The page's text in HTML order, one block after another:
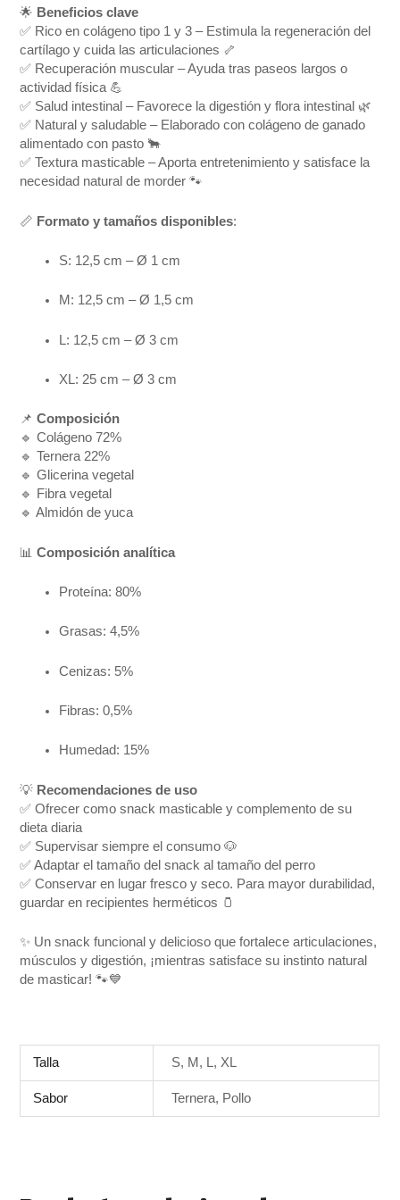
🌟 Beneficios clave
✅ Rico en colágeno tipo 1 y 3 – Estimula la regeneración del
cartílago y cuida las articulaciones 🦴
✅ Recuperación muscular – Ayuda tras paseos largos o
actividad física 💪
✅ Salud intestinal – Favorece la digestión y flora intestinal 🌿
✅ Natural y saludable – Elaborado con colágeno de ganado
alimentado con pasto 🐂
✅ Textura masticable – Aporta entretenimiento y satisface la
necesidad natural de morder 🐾
📏 Formato y tamaños disponibles:
S: 12,5 cm – Ø 1 cm
M: 12,5 cm – Ø 1,5 cm
L: 12,5 cm – Ø 3 cm
XL: 25 cm – Ø 3 cm
📌Composición
🔹 Colágeno 72%
🔹 Ternera 22%
🔹 Glicerina vegetal
🔹 Fibra vegetal
🔹 Almidón de yuca
📊Composición analítica
Proteína: 80%
Grasas: 4,5%
Cenizas: 5%
Fibras: 0,5%
Humedad: 15%
💡 Recomendaciones de uso
✅ Ofrecer como snack masticable y complemento de su
dieta diaria
✅ Supervisar siempre el consumo 🐶
✅ Adaptar el tamaño del snack al tamaño del perro
✅ Conservar en lugar fresco y seco. Para mayor durabilidad,
guardar en recipientes herméticos 🫙
✨ Un snack funcional y delicioso que fortalece articulaciones,
músculos y digestión, ¡mientras satisface su instinto natural
de masticar! 🐾💙
Talla S, M, L, XL
Sabor Ternera, Pollo